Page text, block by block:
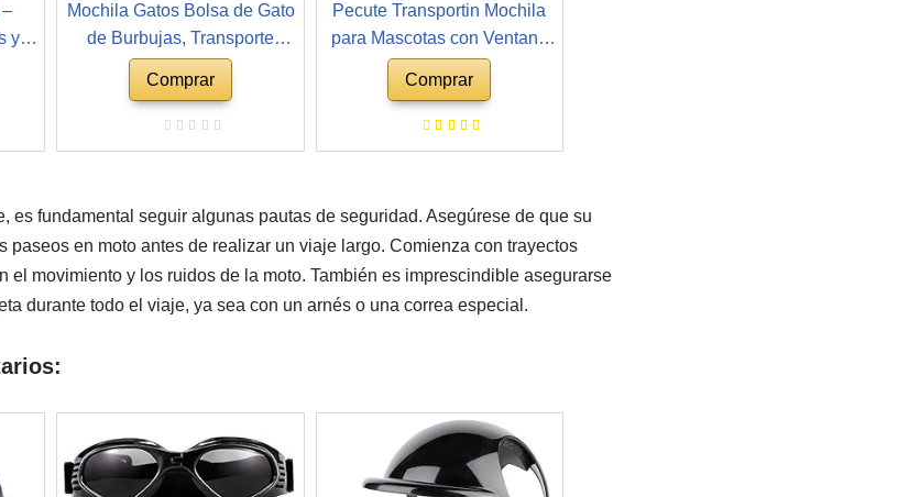
y
el
Mochila Gatos Bolsa de Gato
de Burbujas, Transporte
portátil Transpirable Bolsa de
Viaje, Mascota Mochila al
Aire Libre Mochila Perro
(Color : A)
Comprar
Pecute Transportin Mochila
para Mascotas con Ventana
de Malla, Bolsa portátil y
Plegable para Gatos, Bolsa
Transpirable y Ligera para
Perros, Tela Oxford
Espacio Antideslizante
Comprar
es fundamental seguir algunas pautas de seguridad. Asegúrese de que su
paseos en moto antes de realizar un viaje largo. Comienza con trayectos
el movimiento y los ruidos de la moto. También es imprescindible asegurarse
durante todo el viaje, ya sea con un arnés o una correa especial.